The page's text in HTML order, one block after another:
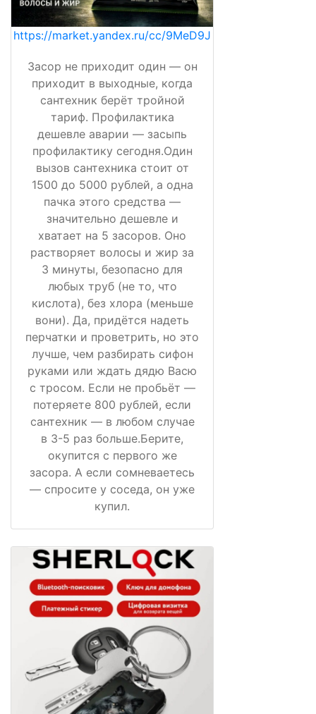
https://market.yandex.ru/cc/9MeD9J
Засор не приходит один — он
приходит в выходные, когда
сантехник берёт тройной
тариф. Профилактика
дешевле аварии — засыпь
профилактику сегодня.Один
вызов сантехника стоит от
1500 до 5000 рублей, а одна
пачка этого средства —
значительно дешевле и
хватает на 5 засоров. Оно
растворяет волосы и жир за
3 минуты, безопасно для
любых труб (не то, что
кислота), без хлора (меньше
вони). Да, придётся надеть
перчатки и проветрить, но это
лучше, чем разбирать сифон
руками или ждать дядю Васю
с тросом. Если не пробьёт —
потеряете 800 рублей, если
сантехник — в любом случае
в 3-5 раз больше.Берите,
окупится с первого же
засора. А если сомневаетесь
— спросите у соседа, он уже
купил.